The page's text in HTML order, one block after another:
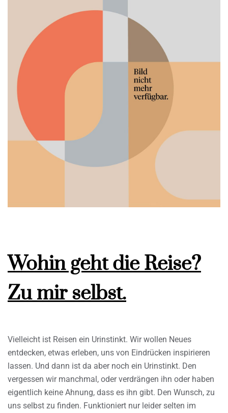
Wohin geht die Reise?
Zu mir selbst.
Vielleicht ist Reisen ein Urinstinkt. Wir wollen Neues
entdecken, etwas erleben, uns von Eindrücken inspirieren
lassen. Und dann ist da aber noch ein Urinstinkt. Den
vergessen wir manchmal, oder verdrängen ihn oder haben
eigentlich keine Ahnung, dass es ihn gibt. Den Wunsch, zu
uns selbst zu finden. Funktioniert nur leider selten im